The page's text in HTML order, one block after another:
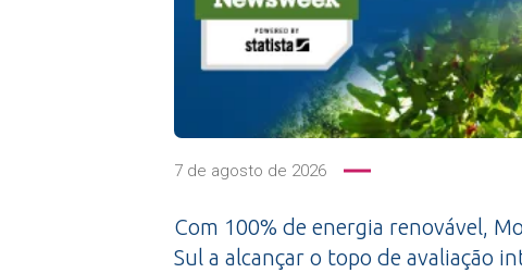
7 de agosto de 2026
Com 100% de energia renovável,
Sul a alcançar o topo de avaliação